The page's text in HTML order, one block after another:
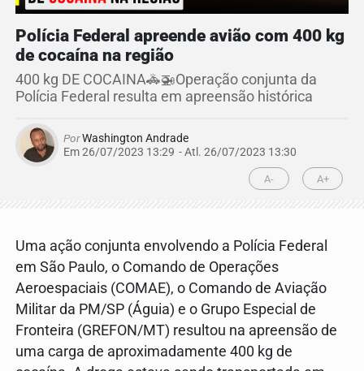
Polícia Federal apreende avião com 400 kg
de cocaína na região
400 kg DE COCAINA🚓🚁Operação conjunta da
Polícia Federal resulta em apreensão histórica
PorWashington Andrade
Em 26/07/2023 13:29 - Atl. 26/07/2023 13:30
A- A+
Uma ação conjunta envolvendo a Polícia Federal
em São Paulo, o Comando de Operações
Aeroespaciais (COMAE), o Comando de Aviação
Militar da PM/SP (Águia) e o Grupo Especial de
Fronteira (GREFON/MT) resultou na apreensão de
uma carga de aproximadamente 400 kg de